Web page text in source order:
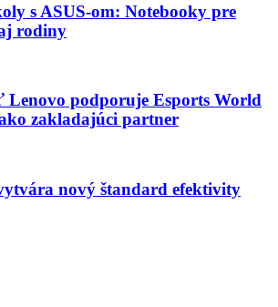
s ASUS-om: Notebooky pre
rodiny
Lenovo podporuje Esports World
zakladajúci partner
nový štandard efektivity